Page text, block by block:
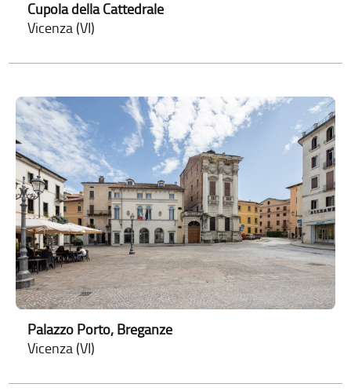
Cupola della Cattedrale
Vicenza (VI)
Palazzo Porto, Breganze
Vicenza (VI)